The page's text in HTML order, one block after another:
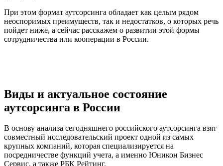
При этом формат аутсорсинга обладает как целым рядом
неоспоримых преимуществ, так и недостатков, о которых речь
пойдет ниже, а сейчас расскажем о развитии этой формы
сотрудничества или кооперации в России.
Виды и актуальное состояние
аутсорсинга в России
В основу анализа сегодняшнего российского аутсорсинга взят
совместный исследовательский проект одной из самых
крупных компаний, которая специализируется на
посредничестве функций учета, а именно Юникон Бизнес
Сервис, а также РБК Рейтинг.